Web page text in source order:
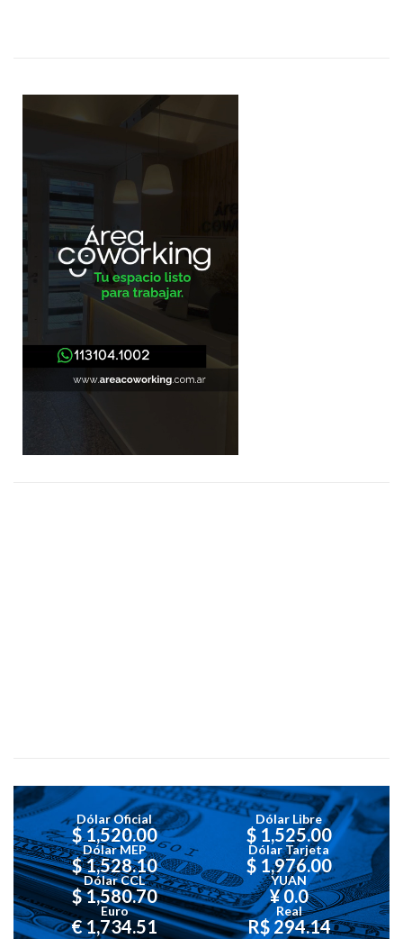
Dólar Oficial
$ 1,520.00
Dólar Libre
$ 1,525.00
Dólar MEP
$ 1,528.10
Dólar Tarjeta
$ 1,976.00
Dólar CCL
$ 1,580.70
YUAN
¥ 0.0
Euro
€ 1,734.51
Real
R$ 294.14